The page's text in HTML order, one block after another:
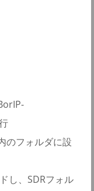
のフォルダに設
し、SDRフォル